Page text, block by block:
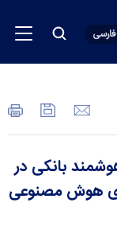
فارسی
بانکی در
هوش مصنوعی